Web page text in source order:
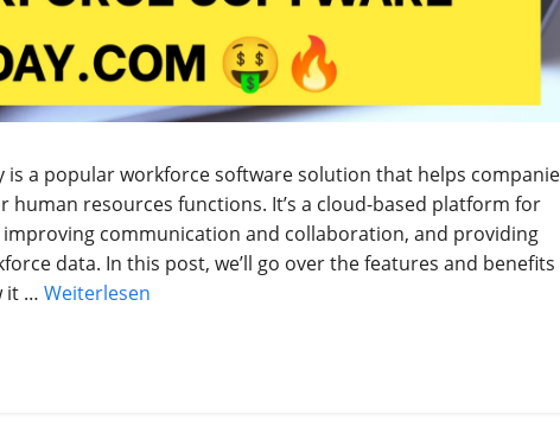
is a popular workforce software solution that helps
human resources functions. It’s a cloud-based platform for
communication and collaboration, and providing
data. In this post, we’ll go over the features and benefits
it … Weiterlesen